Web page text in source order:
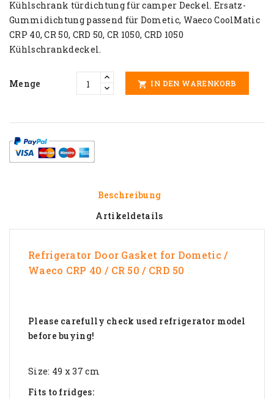
Kühlschrank türdichtung für camper Deckel. Ersatz-
Gummidichtung passend für Dometic, Waeco CoolMatic
CRP 40, CR 50, CRD 50, CR 1050, CRD 1050
Kühlschrankdeckel.
Menge  IN DEN WARENKORB
Beschreibung
Artikeldetails
Refrigerator Door Gasket for Dometic /
Waeco CRP 40 / CR 50 / CRD 50
Please carefully check used refrigerator model
before buying!
Size: 49 x 37 cm
Fits to fridges: